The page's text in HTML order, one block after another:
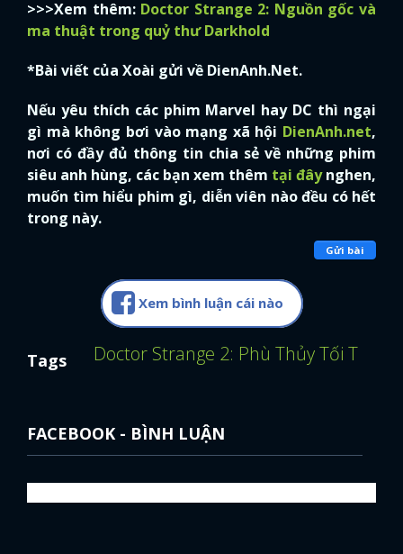
>>>Xem thêm: Doctor Strange 2: Nguồn gốc và
ma thuật trong quỷ thư Darkhold
*Bài viết của Xoài gửi về DienAnh.Net.
Nếu yêu thích các phim Marvel hay DC thì ngại
gì mà không bơi vào mạng xã hội DienAnh.net,
nơi có đầy đủ thông tin chia sẻ về những phim
siêu anh hùng, các bạn xem thêm tại đâynghen,
muốn tìm hiểu phim gì, diễn viên nào đều có hết
trong này.
Gửi bài
Xem bình luận cái nào
Tags Doctor Strange 2: Phù Thủy Tối
FACEBOOK - BÌNH LUẬN